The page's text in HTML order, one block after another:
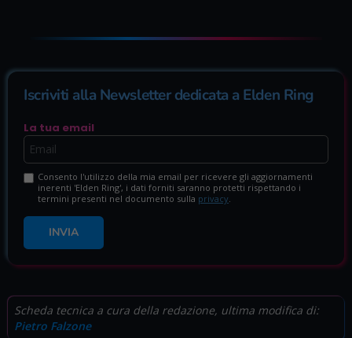
Iscriviti alla Newsletter dedicata a Elden Ring
La tua email
Consento l'utilizzo della mia email per ricevere gli aggiornamenti
inerenti 'Elden Ring', i dati forniti saranno protetti rispettando i
termini presenti nel documento sulla privacy
INVIA
Scheda tecnica a cura della redazione, ultima modifica di:
Pietro Falzone